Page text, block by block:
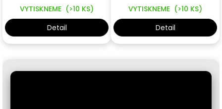
VYTISKNEME (>10 KS)
Detail
VYTISKNEME (>10 KS)
Detail